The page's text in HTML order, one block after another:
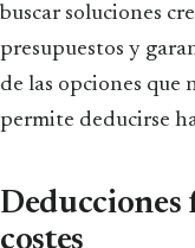
buscar soluciones
presupuestos y
de las opciones que
permite deducirse
Deducciones
costes